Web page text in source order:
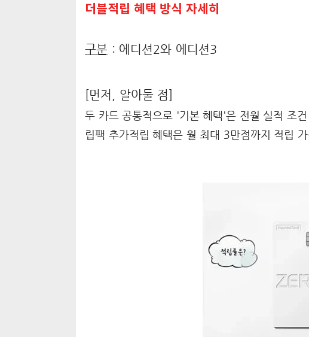
더블적립 혜택 방식 자세히
구분 : 에디션2와 에디션3
[먼저, 알아둘 점]
두 카드 공통적으로 '기본 혜택'은 전월 실적 조
립팩 추가적립 혜택은 월 최대 3만점까지 적립